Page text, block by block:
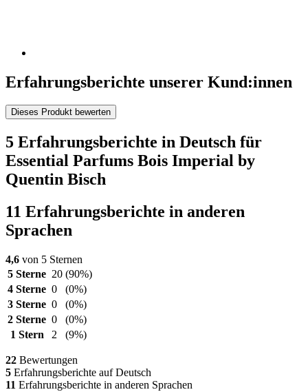
Erfahrungsberichte unserer Kund:innen
Dieses Produkt bewerten
5 Erfahrungsberichte in Deutsch für
Essential Parfums Bois Imperial by
Quentin Bisch
11 Erfahrungsberichte in anderen
Sprachen
4,6 von 5 Sternen
5 Sterne 20 (90%)
4 Sterne 0
(0%)
3 Sterne 0
(0%)
2 Sterne 0
(0%)
1 Stern
2 (9%)
22 Bewertungen
5 Erfahrungsberichte auf Deutsch
11 Erfahrungsberichte in anderen Sprachen